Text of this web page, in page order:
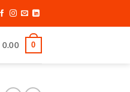
0.00 0